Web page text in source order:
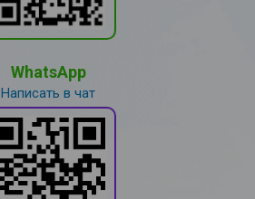
WhatsApp
Написать в чат